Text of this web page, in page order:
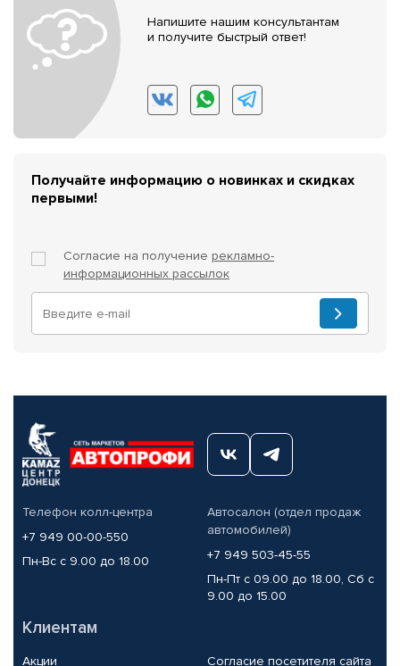
Напишите нашим консультантам
и получите быстрый ответ!
Получайте информацию о новинках и скидках
первыми!
Согласие на получение рекламно-
информационных рассылок
Телефон колл-центра
+7 949 00-00-550
Пн-Вс с 9.00 до 18.00
Автосалон (отдел продаж
автомобилей)
+7 949 503-45-55
Пн-Пт с 09.00 до 18.00, Сб с
9.00 до 15.00
Клиентам
Акции Согласие посетителя сайта